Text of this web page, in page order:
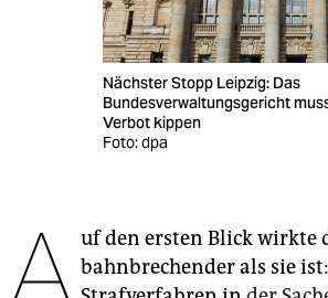
fragen & hilfe
unterstützen
epaper login
Nächster Stopp Leipzig: Das
Bundesverwaltungsgericht
Verbot kippen
Foto: dpa
A uf den ersten Blick wirkte
bahnbrechender als sie